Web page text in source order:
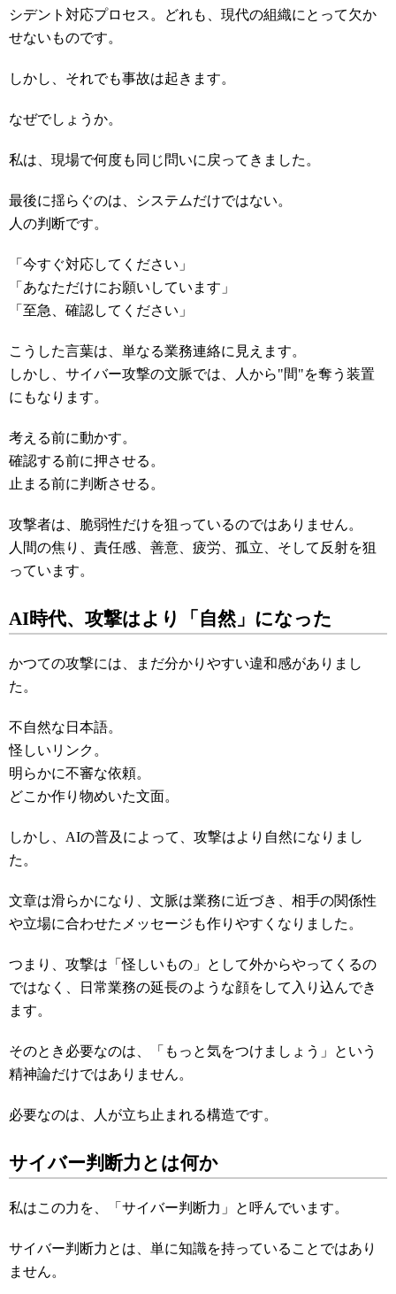
シデント対応プロセス。どれも、現代の組織にとって欠か
せないものです。
しかし、それでも事故は起きます。
なぜでしょうか。
私は、現場で何度も同じ問いに戻ってきました。
最後に揺らぐのは、システムだけではない。
人の判断です。
「今すぐ対応してください」
「あなただけにお願いしています」
「至急、確認してください」
こうした言葉は、単なる業務連絡に見えます。
しかし、サイバー攻撃の文脈では、人から"間"を奪う装置
にもなります。
考える前に動かす。
確認する前に押させる。
止まる前に判断させる。
攻撃者は、脆弱性だけを狙っているのではありません。
人間の焦り、責任感、善意、疲労、孤立、そして反射を狙
っています。
AI時代、攻撃はより「自然」になった
かつての攻撃には、まだ分かりやすい違和感がありまし
た。
不自然な日本語。
怪しいリンク。
明らかに不審な依頼。
どこか作り物めいた文面。
しかし、AIの普及によって、攻撃はより自然になりまし
た。
文章は滑らかになり、文脈は業務に近づき、相手の関係性
や立場に合わせたメッセージも作りやすくなりました。
つまり、攻撃は「怪しいもの」として外からやってくるの
ではなく、日常業務の延長のような顔をして入り込んでき
ます。
そのとき必要なのは、「もっと気をつけましょう」という
精神論だけではありません。
必要なのは、人が立ち止まれる構造です。
サイバー判断力とは何か
私はこの力を、「サイバー判断力」と呼んでいます。
サイバー判断力とは、単に知識を持っていることではあり
ません。